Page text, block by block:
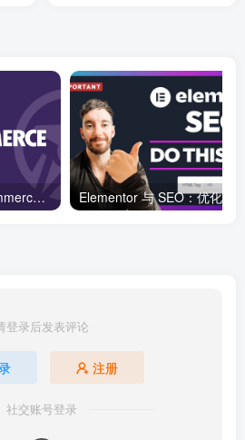
批量编辑多个 WooCommerce 产品变体价格的 2 个方法？
登录后发表评论
注册
社交账号登录